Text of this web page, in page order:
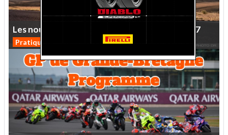
Lesnouveaux coloris Kawasaki 2027
Pratique